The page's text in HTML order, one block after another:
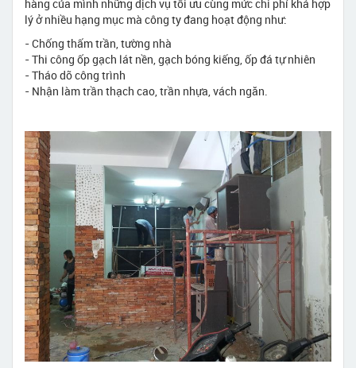
hàng của mình những dịch vụ tối ưu cùng mức chi phí khá hợp
lý ở nhiều hạng mục mà công ty đang hoạt động như:
- Chống thấm trần, tường nhà
- Thi công ốp gạch lát nền, gạch bóng kiếng, ốp đá tự nhiên
- Tháo dỡ công trình
- Nhận làm trần thạch cao, trần nhựa, vách ngăn.